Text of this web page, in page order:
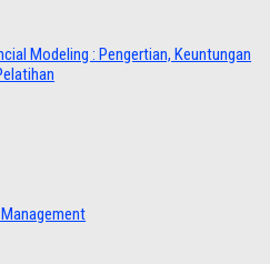
Modeling : Pengertian, Keuntungan